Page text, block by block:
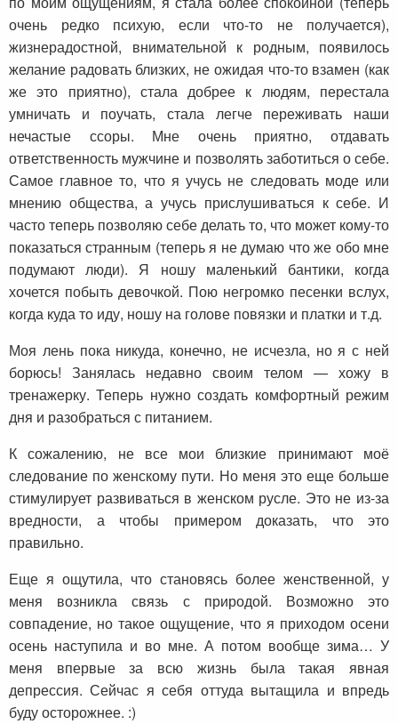
очень редко психую, если что-то не получается),
жизнерадостной, внимательной к родным, появилось
желание радовать близких, не ожидая что-то взамен (как
же это приятно), стала добрее к людям, перестала
умничать и поучать, стала легче переживать наши
нечастые ссоры. Мне очень приятно, отдавать
ответственность мужчине и позволять заботиться о себе.
Самое главное то, что я учусь не следовать моде или
мнению общества, а учусь прислушиваться к себе. И
часто теперь позволяю себе делать то, что может кому-то
показаться странным (теперь я не думаю что же обо мне
подумают люди). Я ношу маленький бантики, когда
хочется побыть девочкой. Пою негромко песенки вслух,
когда куда то иду, ношу на голове повязки и платки и т.д.
Моя лень пока никуда, конечно, не исчезла, но я с ней
борюсь! Занялась недавно своим телом — хожу в
тренажерку. Теперь нужно создать комфортный режим
дня и разобраться с питанием.
К сожалению, не все мои близкие принимают моё
следование по женскому пути. Но меня это еще больше
стимулирует развиваться в женском русле. Это не из-за
вредности, а чтобы примером доказать, что это
правильно.
Еще я ощутила, что становясь более женственной, у
меня возникла связь с природой. Возможно это
совпадение, но такое ощущение, что я приходом осени
осень наступила и во мне. А потом вообще зима… У
меня впервые за всю жизнь была такая явная
депрессия. Сейчас я себя оттуда вытащила и впредь
буду осторожнее. :)